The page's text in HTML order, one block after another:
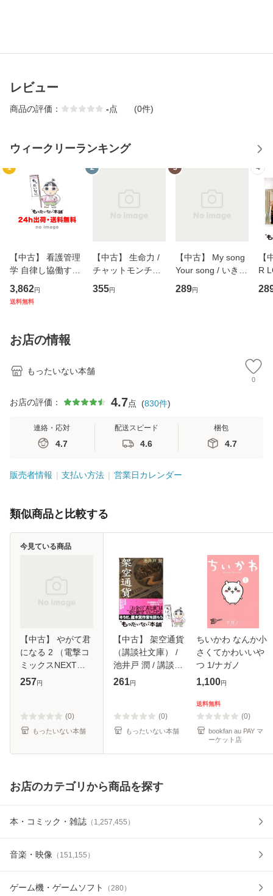
レビュー
商品の評価： -点 (0件)
ウィークリーランキング
1
【中古】 看護管理
学 自律し協働する
専門職の看護マネ
ジメントスキル 改
恵 藤本幸三 / 南江
堂 [単行
3,862円
送料無料
2
【中古】 生命力 /
チャットモンチー /
キューンレコード
[CD]【メール便送
355円
3
【中古】 My song
Your song / いきも
のがかり / [CD]
【メール便送料無
289円
4
【
R
産
お店の情報
もったいない本舗
0
お店の評価： 4.7点 (830件)
連絡・応対
4.7
配送スピード
4.6
梱包
4.7
販売者情報 支払い方法 営業日カレンダー
類似商品と比較する
【中古】 やがて君
になる 2 （電撃コ
ミックスNEXT） /
仲谷鳰 /
料無料】
257円
(0)
もったいない本舗
今見ている商品
【中古】 架空通貨
（講談社文庫） /
池井戸 潤 / 講談社
[文庫]【メール便送
261円
(0)
もったいない本舗
ちいかわ なんか小
さくてかわいいや
つ 1/ナガノ
1,100円
送料無料
(0)
bookfan au PAY マ
ーケット店
お店のカテゴリから商品を探す
本・コミック・雑誌 （ 1,257,455 ）
音楽・映像 （ 151,155 ）
ゲーム機・ゲームソフト （280）